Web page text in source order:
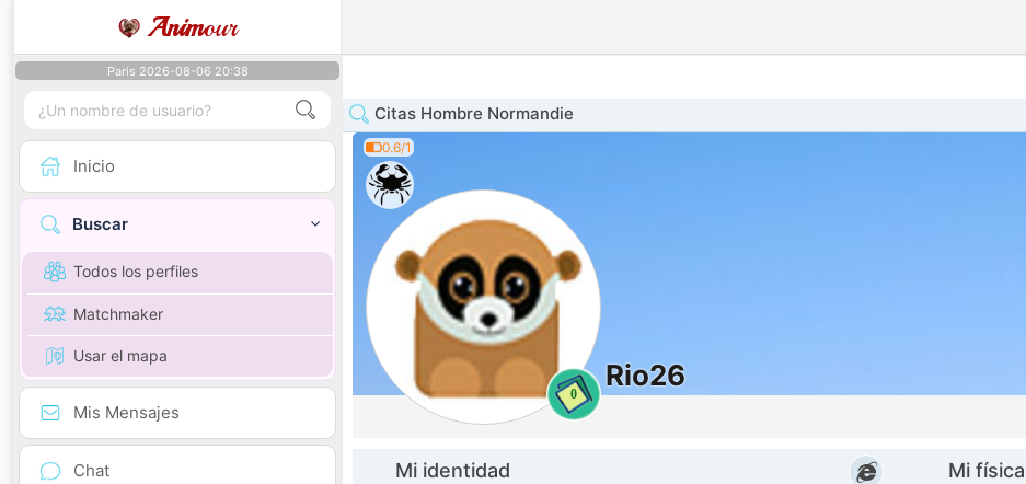
Animour
Paris 2026-08-06 20:38
Inicio
Buscar
Todos los perfiles
Matchmaker
Usar el mapa
Mis Mensajes
Chat
Citas Hombre Normandie
0.6/1
0
Rio26
Mi identidad Mi